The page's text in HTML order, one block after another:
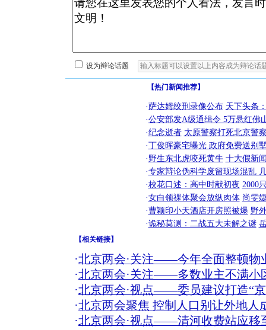
设为辩论话题
【热门新闻推荐】
·萨达姆绞刑录像公布 天下头条
·公安部发A级通缉令 5万悬红佛
·纪念逝者 太原警察打死北京警
·丁俊晖豪宅曝光 政府免费送别
·野生东北虎咬死黄牛 十大假新
·专家辩论伪科学废留现场混乱
·校花口述：高中时献初夜 2000
·女白领祼体聚会放纵肉体 尚雯
·曹颖印小天酒店开房照被爆 野
·诡秘莫测：二战五大未解之谜
【相关链接】
·北京两会·关注——今年全面整顿物
·北京两会·关注——多数业主不满小
·北京两会·视点——委员建议打造“
·北京两会聚焦 控制人口别让外地人
·北京两会·视点——清河收费站应移